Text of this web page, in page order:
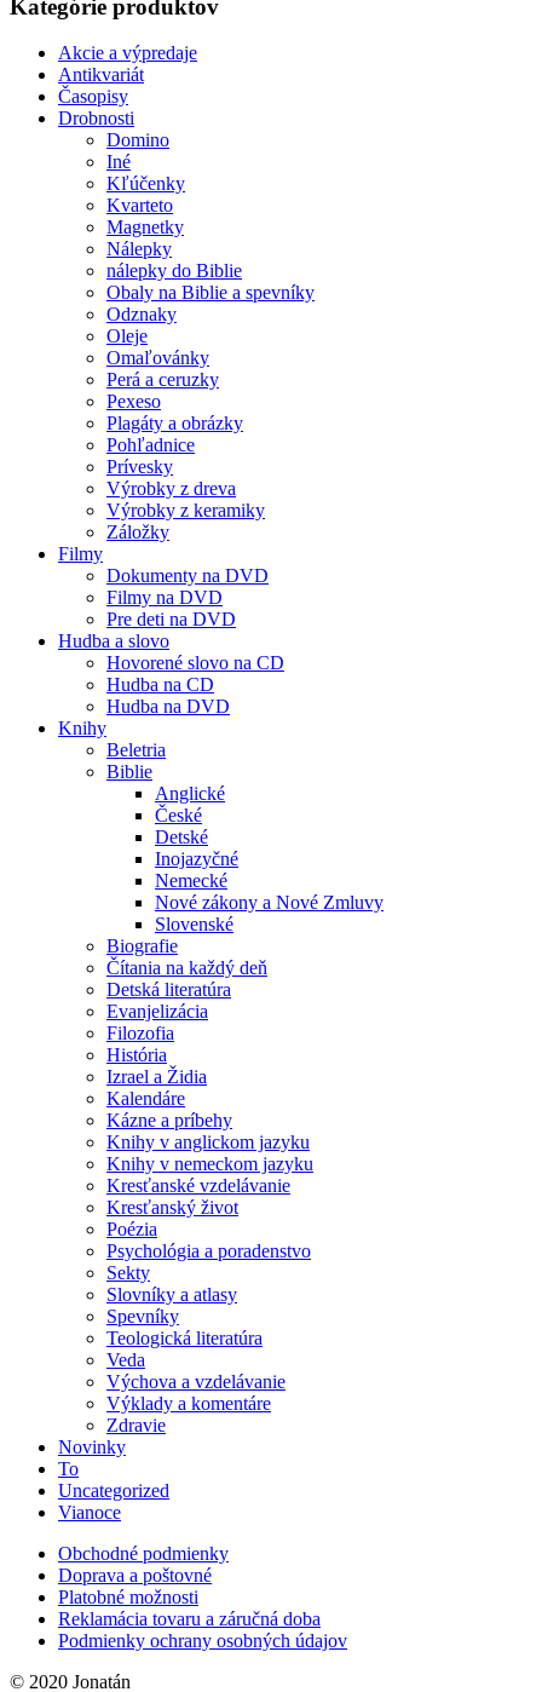
Kategórie produktov
Akcie a výpredaje
Antikvariát
Časopisy
Drobnosti
Domino
Iné
Kľúčenky
Kvarteto
Magnetky
Nálepky
nálepky do Biblie
Obaly na Biblie a spevníky
Odznaky
Oleje
Omaľovánky
Perá a ceruzky
Pexeso
Plagáty a obrázky
Pohľadnice
Prívesky
Výrobky z dreva
Výrobky z keramiky
Záložky
Filmy
Dokumenty na DVD
Filmy na DVD
Pre deti na DVD
Hudba a slovo
Hovorené slovo na CD
Hudba na CD
Hudba na DVD
Knihy
Beletria
Biblie
Anglické
České
Detské
Inojazyčné
Nemecké
Nové zákony a Nové Zmluvy
Slovenské
Biografie
Čítania na každý deň
Detská literatúra
Evanjelizácia
Filozofia
História
Izrael a Židia
Kalendáre
Kázne a príbehy
Knihy v anglickom jazyku
Knihy v nemeckom jazyku
Kresťanské vzdelávanie
Kresťanský život
Poézia
Psychológia a poradenstvo
Sekty
Slovníky a atlasy
Spevníky
Teologická literatúra
Veda
Výchova a vzdelávanie
Výklady a komentáre
Zdravie
Novinky
To
Uncategorized
Vianoce
Obchodné podmienky
Doprava a poštovné
Platobné možnosti
Reklamácia tovaru a záručná doba
Podmienky ochrany osobných údajov
© 2020 Jonatán